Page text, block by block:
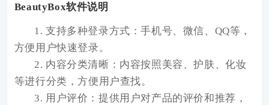
BeautyBox软件说明
1. 支持多种登录方式：手机号、微信、QQ等，
方便用户快速登录。
2. 内容分类清晰：内容按照美容、护肤、化妆
等进行分类，方便用户查找。
3. 用户评价：提供用户对产品的评价和推荐，